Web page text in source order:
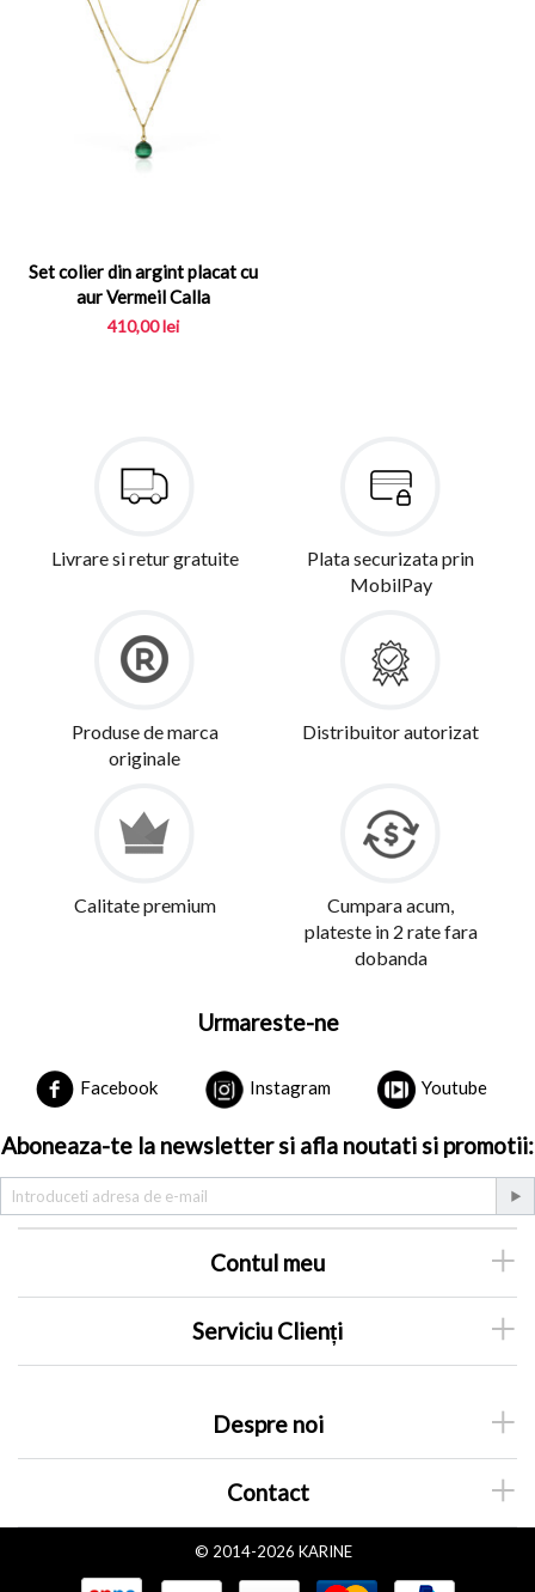
Set colier din argint placat cu
aur Vermeil Calla
410,00lei
Livrare si retur gratuite
Plata securizata prin
MobilPay
Produse de marca
originale
Distribuitor autorizat
Calitate premium
Cumpara acum,
plateste in 2 rate fara
dobanda
Urmareste-ne
Facebook Instagram Youtube
Aboneaza-te la newsletter si afla noutati si promotii:
Contul meu
Serviciu Clienți
Despre noi
Contact
© 2014-2026 KARINE